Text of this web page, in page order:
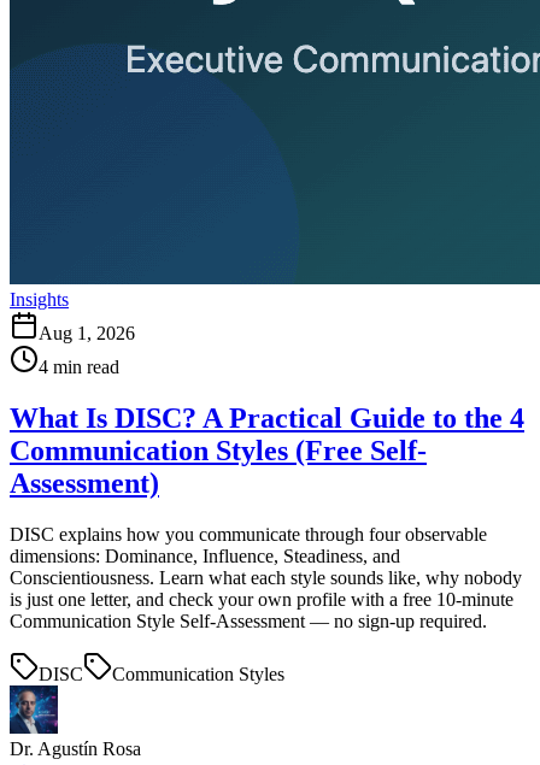
Insights
Aug 1, 2026
4 min read
What Is DISC? A Practical Guide to the 4
Communication Styles (Free Self-
Assessment)
DISC explains how you communicate through four observable
dimensions: Dominance, Influence, Steadiness, and
Conscientiousness. Learn what each style sounds like, why nobody
is just one letter, and check your own profile with a free 10-minute
Communication Style Self-Assessment — no sign-up required.
DISC Communication Styles
Dr. Agustín Rosa